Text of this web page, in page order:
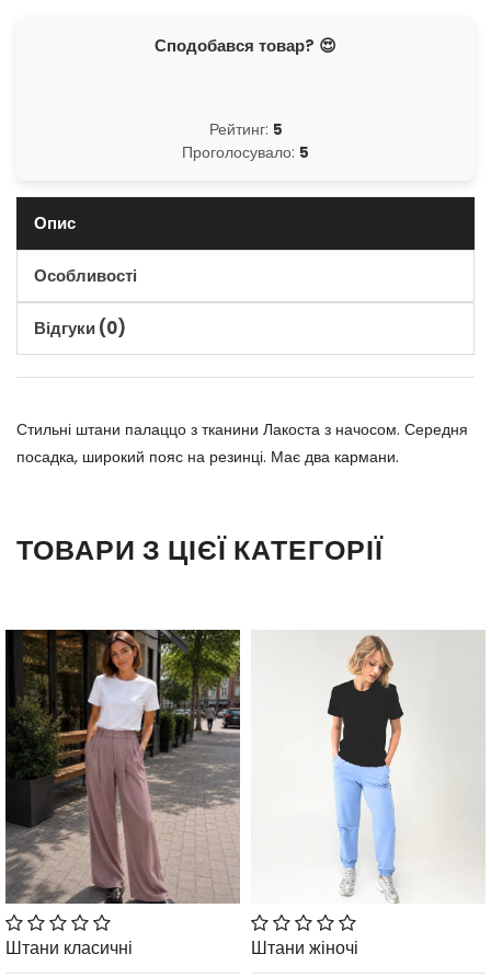
Сподобався товар? 😍
Рейтинг: 5
Проголосувало: 5
Опис
Особливості
Відгуки (0)
Стильні штани палаццо з тканини Лакоста з начосом. Середня
посадка, широкий пояс на резинці. Має два кармани.
ТОВАРИ З ЦІЄЇ КАТЕГОРІЇ
Штани класичні Штани жіночі